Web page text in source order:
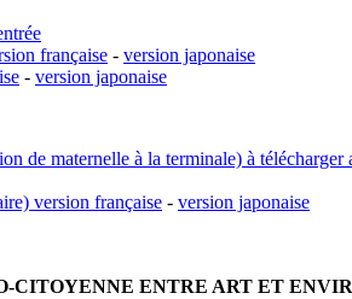
française - version japonaise
- version japonaise
de maternelle à la terminale) à
version française - version japonaise
CITOYENNE ENTRE ART ET